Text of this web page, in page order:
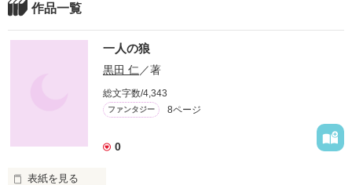
作品一覧
一人の狼
黒田 仁 ／著
総文字数/4,343
ファンタジー 8ページ
0
表紙を見る